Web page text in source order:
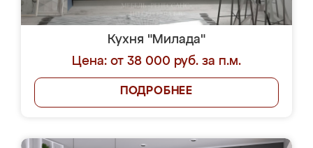
Кухня "Милада"
Цена: от 38 000 руб. за п.м.
ПОДРОБНЕЕ